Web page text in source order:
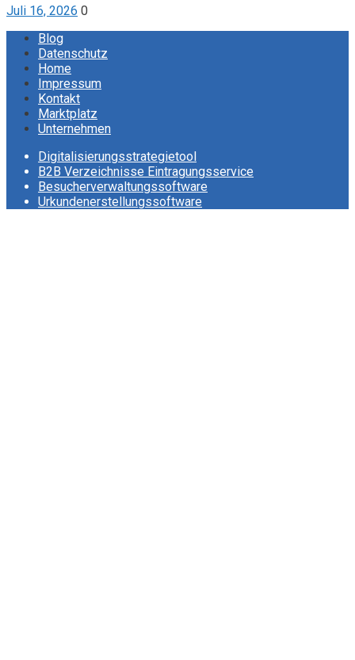
Juli 16, 2026 0
Blog
Datenschutz
Home
Impressum
Kontakt
Marktplatz
Unternehmen
Digitalisierungsstrategietool
B2B Verzeichnisse Eintragungsservice
Besucherverwaltungssoftware
Urkundenerstellungssoftware